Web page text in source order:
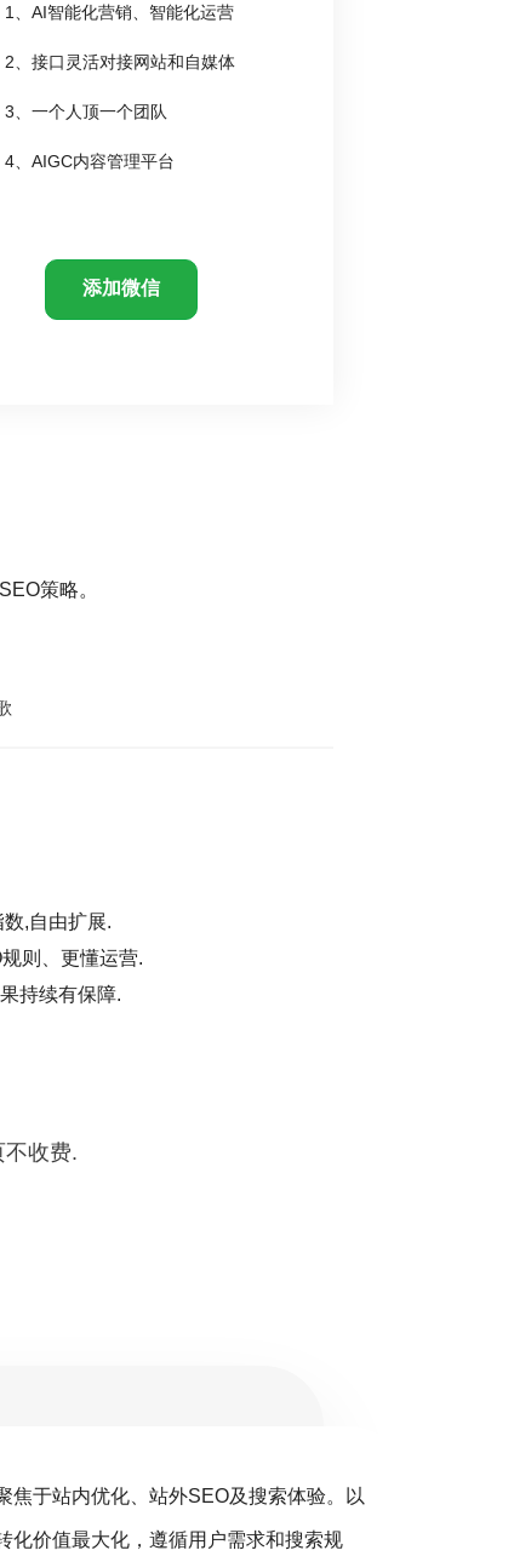
1、AI智能化营销、智能化运营
2、接口灵活对接网站和自媒体
3、一个人顶一个团队
4、AIGC内容管理平台
添加微信
策略。
,自由扩展.
则、更懂运营.
持续有保障.
收费.
焦于站内优化、站外SEO及搜索体验。以
化价值最大化，遵循用户需求和搜索规